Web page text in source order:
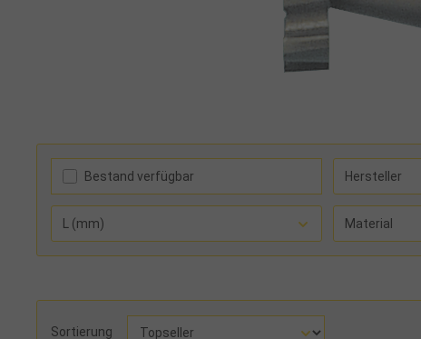
Bestand verfügbar Hersteller
L (mm) Material
Sortierung